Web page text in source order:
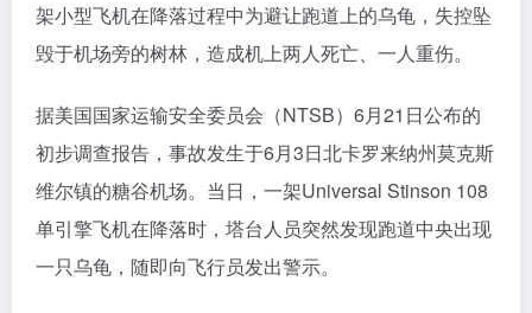
架小型飞机在降落过程中为避让跑道上的乌龟，失控坠
毁于机场旁的树林，造成机上两人死亡、一人重伤。
据美国国家运输安全委员会（NTSB）6月21日公布的
初步调查报告，事故发生于6月3日北卡罗来纳州莫克斯
维尔镇的糖谷机场。当日，一架Universal Stinson 108
单引擎飞机在降落时，塔台人员突然发现跑道中央出现
一只乌龟，随即向飞行员发出警示。